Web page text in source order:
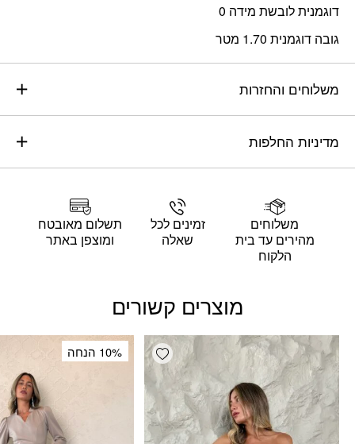
דוגמנית לובשת מידה 0
גובה דוגמנית 1.70 מטר
משלוחים והחזרות
מדיניות החלפות
משלוחים
מהירים עד בית
הלקוח
זמינים לכל
שאלה
תשלום מאובטח
ומוצפן באתר
מוצרים קשורים
Add wishlist
10% הנחה